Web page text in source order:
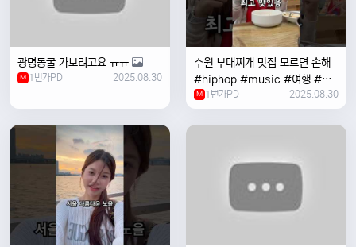
광명동굴 가보려고요 ㅠㅠ
M 1번가PD 2025.08.30
수원 부대찌개 맛집 모르면 손해
#hiphop #music #여행 #맛
집 #수원 #한국여행 #베트남여
자 #혼자여행
M 1번가PD 2025.08.30